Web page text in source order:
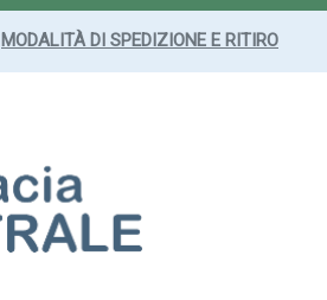
MODALITÀ DI SPEDIZIONE E RITIRO